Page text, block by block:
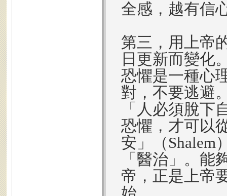
全感，越有信
第三，用上帝
日更新而變化
恐懼是一種心
對，不要逃避
「人必須脫下
恐懼，才可以
安」（Shalem
「醫治」。能
帝，正是上帝